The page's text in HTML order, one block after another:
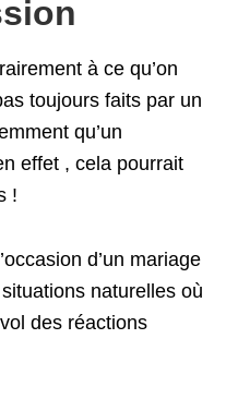
à ce qu’on
toujours faits par un
qu’un
effet , cela pourrait
!
d’un mariage
naturelles où
des réactions